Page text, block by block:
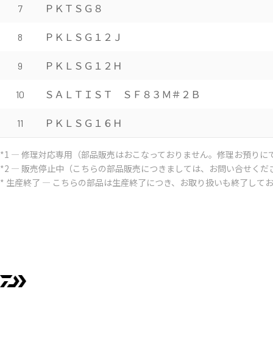
7 ＰＫＴＳＧ８
8 ＰＫＬＳＧ１２Ｊ
9 ＰＫＬＳＧ１２Ｈ
10 ＳＡＬＴＩＳＴ ＳＦ８３Ｍ＃２Ｂ
11 ＰＫＬＳＧ１６Ｈ
*1 ― 修理対応専用（部品販売はおこなっておりません。修理お預りに
*2 ― 販売停止中（こちらの部品販売につきましては、お問い合せくだ
* 生産終了 ― こちらの部品は生産終了につき、お取り扱いも終了して